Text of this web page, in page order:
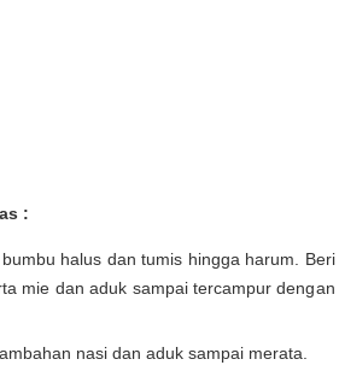
:
halus dan tumis hingga harum. Beri
mie dan aduk sampai tercampur dengan
nasi dan aduk sampai merata.